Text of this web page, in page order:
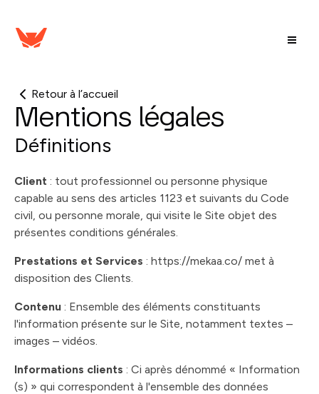
Retour à l’accueil
Mentions légales
Définitions
Client : tout professionnel ou personne physique
capable au sens des articles 1123 et suivants du Code
civil, ou personne morale, qui visite le Site objet des
présentes conditions générales.
Prestations et Services : https://mekaa.co/ met à
disposition des Clients.
Contenu : Ensemble des éléments constituants
l'information présente sur le Site, notamment textes –
images – vidéos.
Informations clients : Ci après dénommé « Information
(s) » qui correspondent à l'ensemble des données